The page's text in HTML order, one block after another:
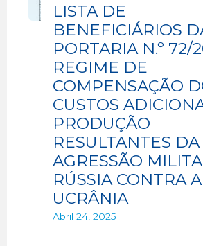
LISTA DE
BENEFICIÁRIOS
PORTARIA N.º 72/
REGIME DE
COMPENSAÇÃO
CUSTOS
PRODUÇÃO
RESULTANTES DA
AGRESSÃO
RÚSSIA CONTRA A
UCRÂNIA
Abril 24, 2025